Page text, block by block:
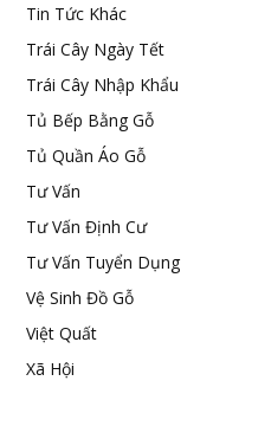
Tin Tức Khác
Trái Cây Ngày Tết
Trái Cây Nhập Khẩu
Tủ Bếp Bằng Gỗ
Tủ Quần Áo Gỗ
Tư Vấn
Tư Vấn Định Cư
Tư Vấn Tuyển Dụng
Vệ Sinh Đồ Gỗ
Việt Quất
Xã Hội